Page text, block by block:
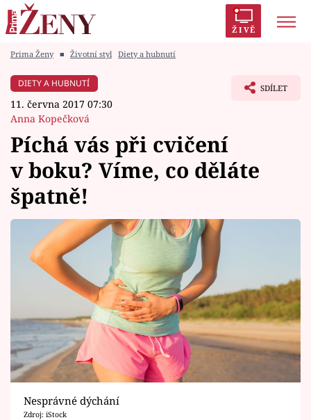
ŽIVĚ
Módní alarm
Zrádci
Témata
Celebrity
Vztahy
Seriály
Horoskopy
Sledujte prima+
Filmový festival Karlovy Vary
Prima Ženy ■ Životní styl Diety a hubnutí
DIETY A HUBNUTÍ
11. června 2017 07:30
Anna Kopečková
SDÍLET
Píchá vás při cvičení
v boku? Víme, co děláte
špatně!
Nesprávné dýchání
Zdroj: iStock